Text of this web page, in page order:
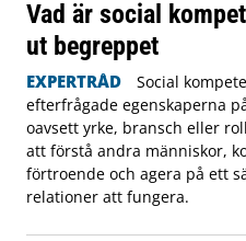
Vad är social
ut begreppet
EXPERTRÅD
Social
efterfrågade egenskaperna
oavsett yrke, bransch eller
att förstå andra människor,
förtroende och agera på ett
relationer att fungera.